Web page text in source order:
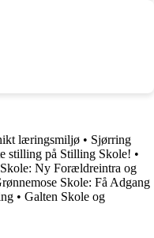
læringsmiljø • Sjørring
stilling på Stilling Skole! •
Ny Forældreintra og
Skole: Få Adgang
• Galten Skole og